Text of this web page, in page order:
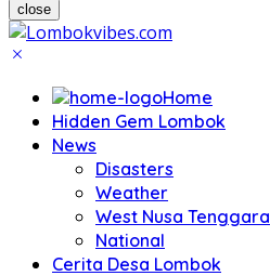
close
Home
Hidden Gem Lombok
News
Disasters
Weather
West Nusa Tenggara
National
Cerita Desa Lombok